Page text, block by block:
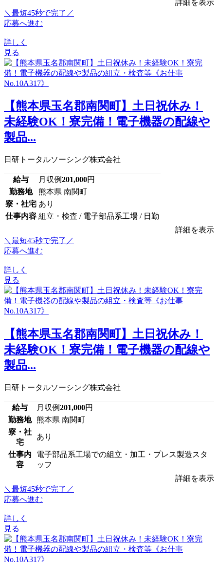
詳細を表示
＼最短45秒で完了／
応募へ進む
詳しく
見る
【熊本県玉名郡南関町】土日祝休み！
未経験OK！寮完備！電子機器の配線や
製品...
日研トータルソーシング株式会社
給与 月収例201,000円
勤務地
熊本県 南関町
寮・社宅 あり
仕事内容 組立・検査 / 電子部品系工場 / 日勤
詳細を表示
＼最短45秒で完了／
応募へ進む
詳しく
見る
【熊本県玉名郡南関町】土日祝休み！
未経験OK！寮完備！電子機器の配線や
製品...
日研トータルソーシング株式会社
給与 月収例201,000円
勤務地 熊本県 南関町
寮・社
宅
あり
仕事内
容
電子部品系工場での組立・加工・プレス製造スタ
ッフ
詳細を表示
＼最短45秒で完了／
応募へ進む
詳しく
見る